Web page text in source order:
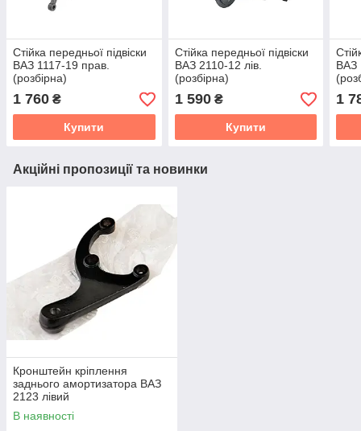
Стійка передньої підвіски
ВАЗ 1117-19 прав.
(розбірна)
1 760 ₴
Купити
Стійка передньої підвіски
ВАЗ 2110-12 лів.
(розбірна)
1 590₴
Купити
ВАЗ
1
Акційні пропозиції та новинки
Кронштейн кріплення
заднього амортизатора ВАЗ
2123 лівий
В наявності